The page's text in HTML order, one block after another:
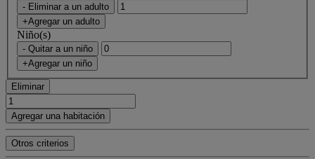
- Eliminar a un adulto
+Agregar un adulto
Niño(s)
- Quitar a un niño
+Agregar un niño
Eliminar
Agregar una habitación
Otros criterios